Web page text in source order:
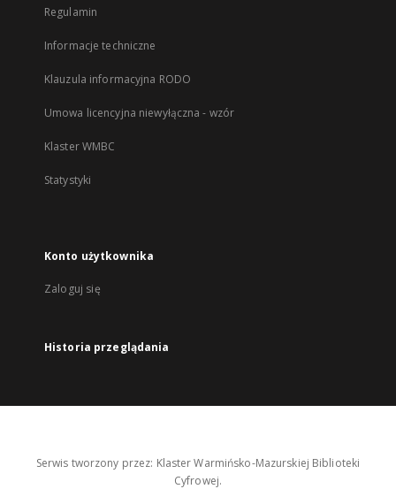
Regulamin
Informacje techniczne
Klauzula informacyjna RODO
Umowa licencyjna niewyłączna - wzór
Klaster WMBC
Statystyki
Konto użytkownika
Zaloguj się
Historia przeglądania
Serwis tworzony przez: Klaster Warmińsko-Mazurskiej Biblioteki
Cyfrowej.